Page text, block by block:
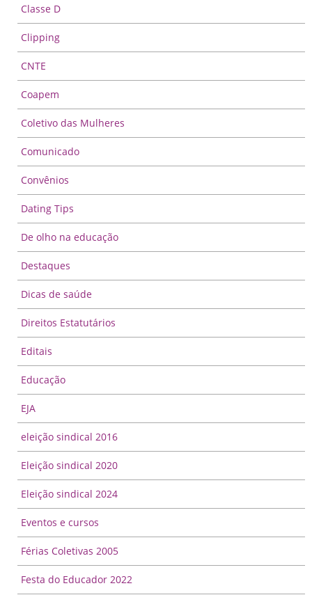
Classe D
Clipping
CNTE
Coapem
Coletivo das Mulheres
Comunicado
Convênios
Dating Tips
De olho na educação
Destaques
Dicas de saúde
Direitos Estatutários
Editais
Educação
EJA
eleição sindical 2016
Eleição sindical 2020
Eleição sindical 2024
Eventos e cursos
Férias Coletivas 2005
Festa do Educador 2022